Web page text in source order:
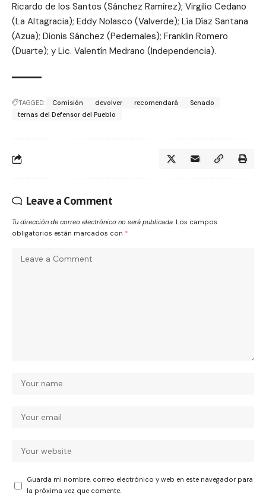
Ricardo de los Santos (Sánchez Ramírez); Virgilio Cedano
(La Altagracia); Eddy Nolasco (Valverde); Lía Díaz Santana
(Azua); Dionis Sánchez (Pedernales); Franklin Romero
(Duarte); y Lic. Valentín Medrano (Independencia).
TAGGED: Comisión devolver recomendará
Senado
ternas del Defensor del Pueblo
Leave a Comment
Tu dirección de correo electrónico no será publicada. Los campos
obligatorios están marcados con *
Guarda mi nombre, correo electrónico y web en este navegador para
la próxima vez que comente.